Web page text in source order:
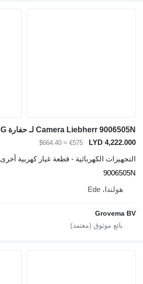
LYD 4,222.000
€575
≈ $664.40
التجهيزات الكهربائية - قطعة غيار كهربية أخرى
9006505N
هولندا، Ede
Grovema BV